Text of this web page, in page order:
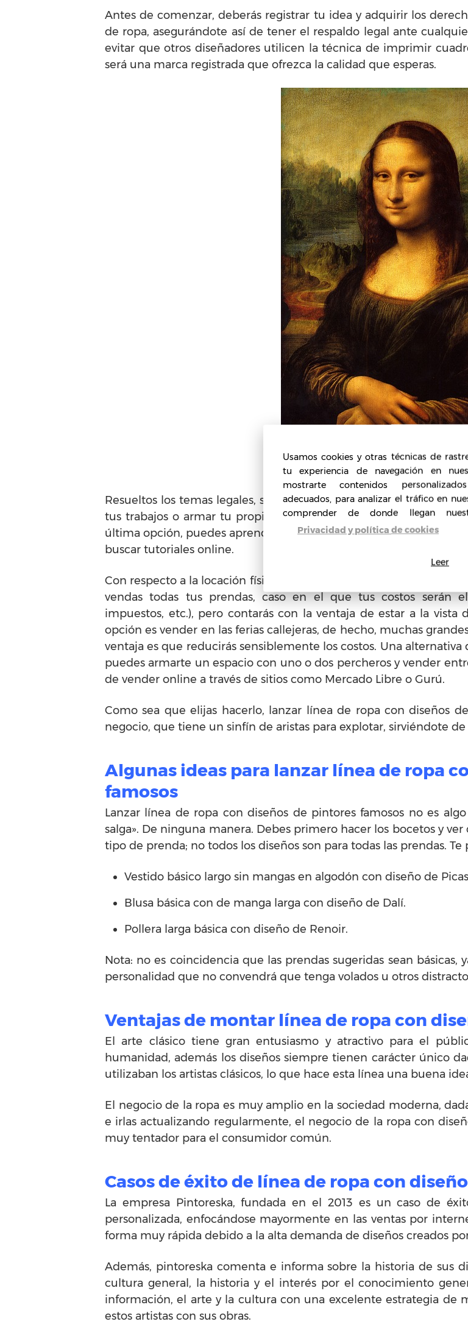
Antes de comenzar, deberás registrar tu idea y adquirir los
de ropa, asegurándote así de tener el respaldo legal ante
evitar que otros diseñadores utilicen la técnica de imprimir
será una marca registrada que ofrezca la calidad que esperas.
Resueltos los temas legales, será el momento de contactarte
tus trabajos o armar tu propio taller, ya sea en casa o en un
última opción, puedes aprender las técnicas para llevar a cabo
buscar tutoriales online.
Con respecto a la locación física, también tendrás ciertas
vendas todas tus prendas, caso en el que tus costos serán
impuestos, etc.), pero contarás con la ventaja de estar a la
opción es vender en las ferias callejeras, de hecho, muchas
ventaja es que reducirás sensiblemente los costos. Una alternativa
puedes armarte un espacio con uno o dos percheros y vender
de vender online a través de sitios como Mercado Libre o Gurú.
Como sea que elijas hacerlo, lanzar línea de ropa con diseños
negocio, que tiene un sinfín de aristas para explotar, sirviéndote
Algunas ideas para lanzar línea de ropa
famosos
Lanzar línea de ropa con diseños de pintores famosos no es
salga». De ninguna manera. Debes primero hacer los bocetos y
tipo de prenda; no todos los diseños son para todas las prendas.
Vestido básico largo sin mangas en algodón con diseño de
Blusa básica con de manga larga con diseño de Dalí.
Pollera larga básica con diseño de Renoir.
Nota: no es coincidencia que las prendas sugeridas sean
personalidad que no convendrá que tenga volados u otros
Ventajas de montar línea de ropa con
El arte clásico tiene gran entusiasmo y atractivo para el
humanidad, además los diseños siempre tienen carácter único
utilizaban los artistas clásicos, lo que hace esta línea una buena
El negocio de la ropa es muy amplio en la sociedad moderna,
e irlas actualizando regularmente, el negocio de la ropa con
muy tentador para el consumidor común.
Casos de éxito de línea de ropa con
La empresa Pintoreska, fundada en el 2013 es un caso de
personalizada, enfocándose mayormente en las ventas por
forma muy rápida debido a la alta demanda de diseños creados
Además, pintoreska comenta e informa sobre la historia de sus
cultura general, la historia y el interés por el conocimiento
información, el arte y la cultura con una excelente estrategia de
estos artistas con sus obras.
Usamos cookies y otras técnicas de
tu experiencia de navegación en
mostrarte contenidos
adecuados, para analizar el tráfico en
comprender de donde llegan
Privacidad y política de cookies
Leer